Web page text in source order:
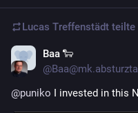
Lucas Treffenstädt teilte
Baa 🐑
@puniko I invested in this